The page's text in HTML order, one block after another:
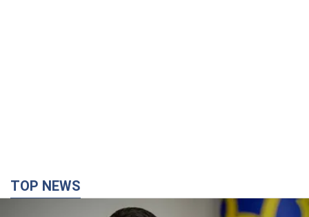
російської балістики: Зеленський провів